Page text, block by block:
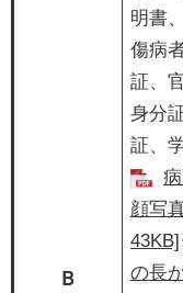
Ｂ
明書
傷病
証、
身分
証、
顔写
43KB]
の長